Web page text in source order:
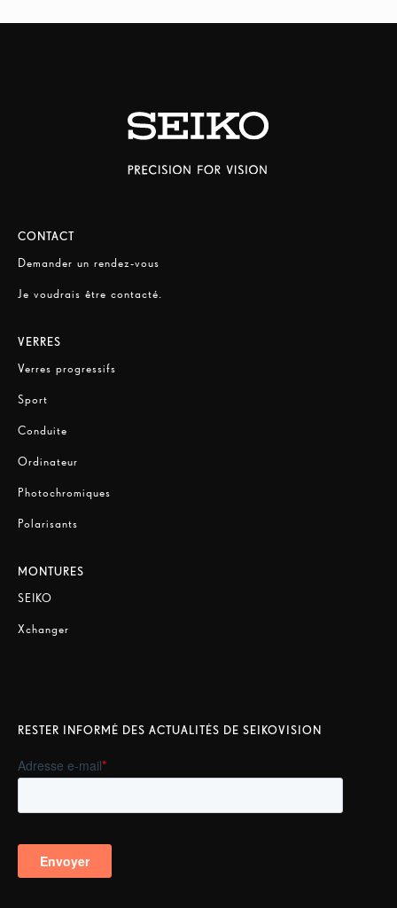
CONTACT
Demander un rendez-vous
Je voudrais être contacté.
VERRES
Verres progressifs
Sport
Conduite
Ordinateur
Photochromiques
Polarisants
MONTURES
SEIKO
Xchanger
RESTER INFORMÉ DES ACTUALITÉS DE SEIKOVISION